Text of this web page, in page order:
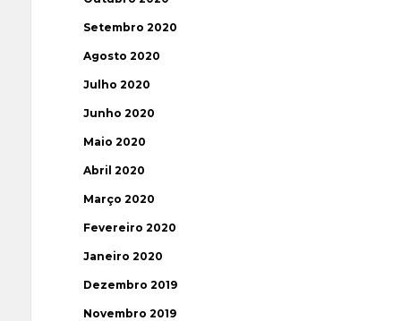
Setembro 2020
Agosto 2020
Julho 2020
Junho 2020
Maio 2020
Abril 2020
Março 2020
Fevereiro 2020
Janeiro 2020
Dezembro 2019
Novembro 2019